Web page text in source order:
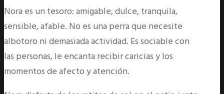
Nora es un tesoro: amigable, dulce, tranquila,
sensible, afable. No es una perra que necesite
albotoro ni demasiada actividad. Es sociable con
las personas, le encanta recibir caricias y los
momentos de afecto y atención.